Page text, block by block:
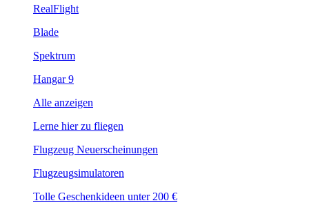
RealFlight
Blade
Spektrum
Hangar 9
Alle anzeigen
Lerne hier zu fliegen
Flugzeug Neuerscheinungen
Flugzeugsimulatoren
Tolle Geschenkideen unter 200 €